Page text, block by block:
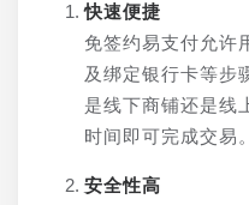
快速便捷
免签约易支付允许
及绑定银行卡等步
是线下商铺还是线
时间即可完成交易。
安全性高